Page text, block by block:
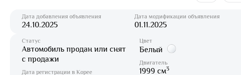
Дата добавления объявления
24.10.2025
Дата модификации объявления
01.11.2025
Статус
Автомобиль продан или снят
с продажи
Дата регистрации в Корее
Цвет
Белый
Двигатель
1999 см3